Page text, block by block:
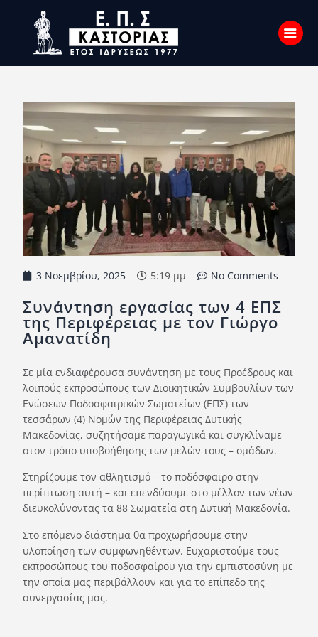
Αρχική
Σχετικά με εμάς
Επικοινωνία
Νέα
Η Ένωση
Πρωταθλήματα
Κύπελλο
Υποδομών
Ορισμοί Διαιτητών
Περισσότερα
3 Νοεμβρίου, 2025 5:19 μμ No Comments
Συνάντηση εργασίας των 4 ΕΠΣ
της Περιφέρειας με τον Γιώργο
Αμανατίδη
Σε μία ενδιαφέρουσα συνάντηση με τους Προέδρους και
λοιπούς εκπροσώπους των Διοικητικών Συμβουλίων των
Ενώσεων Ποδοσφαιρικών Σωματείων (ΕΠΣ) των
τεσσάρων (4) Νομών της Περιφέρειας Δυτικής
Μακεδονίας, συζητήσαμε παραγωγικά και συγκλίναμε
στον τρόπο υποβοήθησης των μελών τους – ομάδων.
Στηρίζουμε τον αθλητισμό – το ποδόσφαιρο στην
περίπτωση αυτή – και επενδύουμε στο μέλλον των νέων
διευκολύνοντας τα 88 Σωματεία στη Δυτική Μακεδονία.
Στο επόμενο διάστημα θα προχωρήσουμε στην
υλοποίηση των συμφωνηθέντων. Ευχαριστούμε τους
εκπροσώπους του ποδοσφαίρου για την εμπιστοσύνη με
την οποία μας περιβάλλουν και για το επίπεδο της
συνεργασίας μας.